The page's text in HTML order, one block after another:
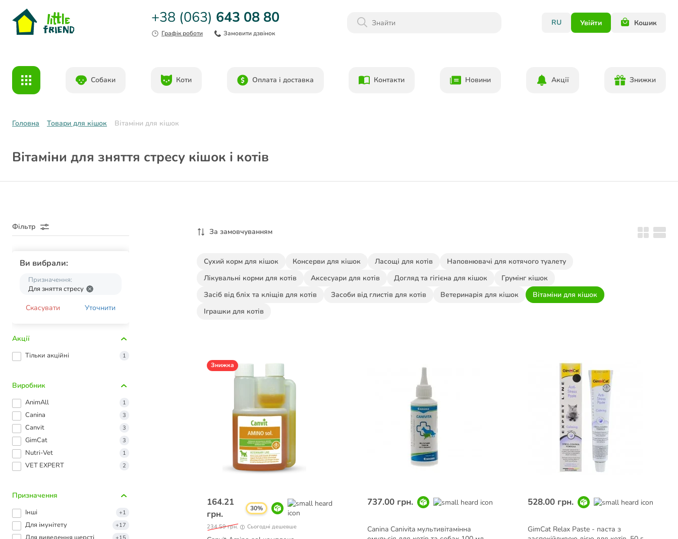
Даруємо 1000гр на бонусний рахунок при реєстрації!)
+38 (063) 643 08 80
Графік роботи Замовити дзвінок
RU Увійти Кошик
Собаки Коти Оплата і доставка Контакти Новини Акції Знижки
Головна Товари для кішок Вітаміни для кішок
Вітаміни для зняття стресу кішок і котів
Фільтр
Ви вибрали:
Призначення:
Для зняття стресу
Скасувати Уточнити
Акції
Тільки акційні 1
Виробник
AnimAll 1
Canina 3
Canvit 3
GimCat 3
Nutri-Vet 1
VET EXPERT 2
Призначення
Інші +1
Для імунітету +17
За замовчуванням
Сухий корм для кішок Консерви для кішок Ласощі для котів
Наповнювачі для котячого туалету
Лікувальні корми для котів
Аксесуари для котів Догляд та гігієна для кішок
Грумінг кішок
Засіб від бліх та кліщів для котів
Засоби від глистів для котів Ветеринарія для кішок
Вітаміни для кішок
Іграшки для котів
Знижка
164.21
грн.
30%
234.59 грн. Сьогодні дешевше
737.00 грн.
Canina Canivita мультивітамінна
528.00 грн.
GimCat Relax Paste - паста з